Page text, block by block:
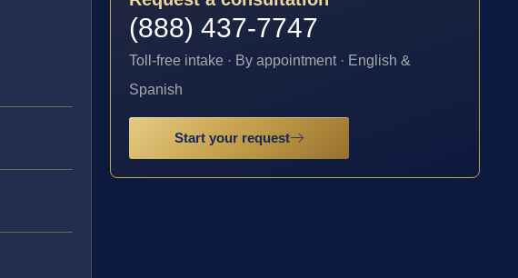
(888) 437-7747
Toll-free intake · By appointment · English &
Spanish
Start your request